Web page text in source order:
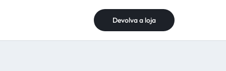
Devolva a loja
Devolva a loja